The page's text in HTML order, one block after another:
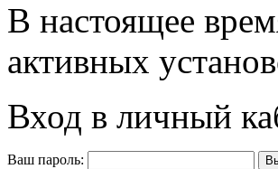
В настоящее
активных
Вход в личный
Ваш пароль: